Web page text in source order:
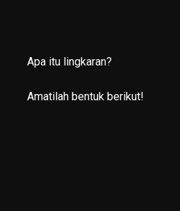
Apa itu lingkaran?
Amatilah bentuk berikut!